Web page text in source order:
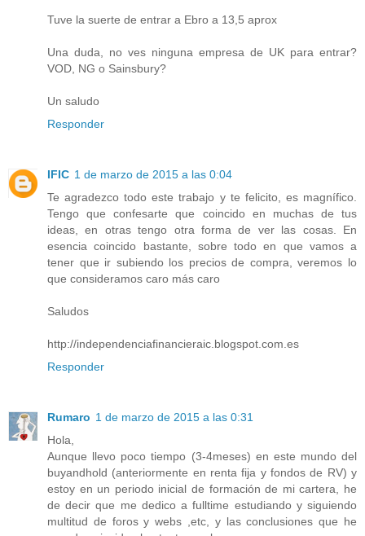
Tuve la suerte de entrar a Ebro a 13,5 aprox
Una duda, no ves ninguna empresa de UK para entrar?
VOD, NG o Sainsbury?
Un saludo
Responder
IFIC 1 de marzo de 2015 a las 0:04
Te agradezco todo este trabajo y te felicito, es magnífico.
Tengo que confesarte que coincido en muchas de tus
ideas, en otras tengo otra forma de ver las cosas. En
esencia coincido bastante, sobre todo en que vamos a
tener que ir subiendo los precios de compra, veremos lo
que consideramos caro más caro
Saludos
http://independenciafinancieraic.blogspot.com.es
Responder
Rumaro 1 de marzo de 2015 a las 0:31
Hola,
Aunque llevo poco tiempo (3-4meses) en este mundo del
buyandhold (anteriormente en renta fija y fondos de RV) y
estoy en un periodo inicial de formación de mi cartera, he
de decir que me dedico a fulltime estudiando y siguiendo
multitud de foros y webs ,etc, y las conclusiones que he